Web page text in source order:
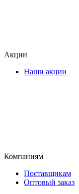
Акции
Наши акции
Компаниям
Поставщикам
Оптовый заказ